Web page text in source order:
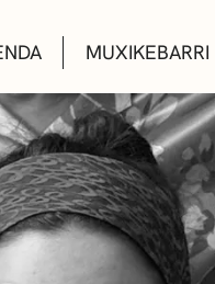
MUXIKEBARRI